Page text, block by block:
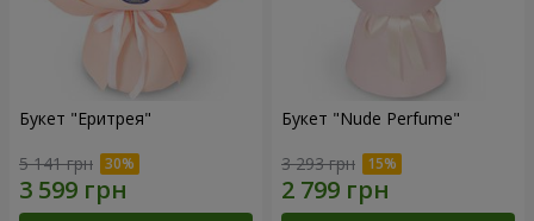
Букет "Еритрея"
5 141 грн
Букет "Nude Perfume"
3 293 грн